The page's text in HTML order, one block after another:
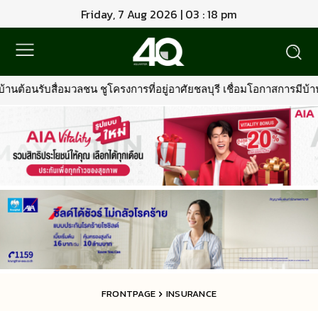
Friday, 7 Aug 2026 | 03 : 18 pm
งการที่อยู่อาศัยชลบุรี เชื่อมโอกาสการมีบ้านคุณภาพ รองรับการเติ
FRONTPAGE INSURANCE